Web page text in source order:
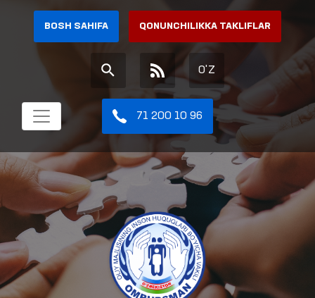
BOSH SAHIFA QONUNCHILIKKA TAKLIFLAR
O'Z
71 200 10 96